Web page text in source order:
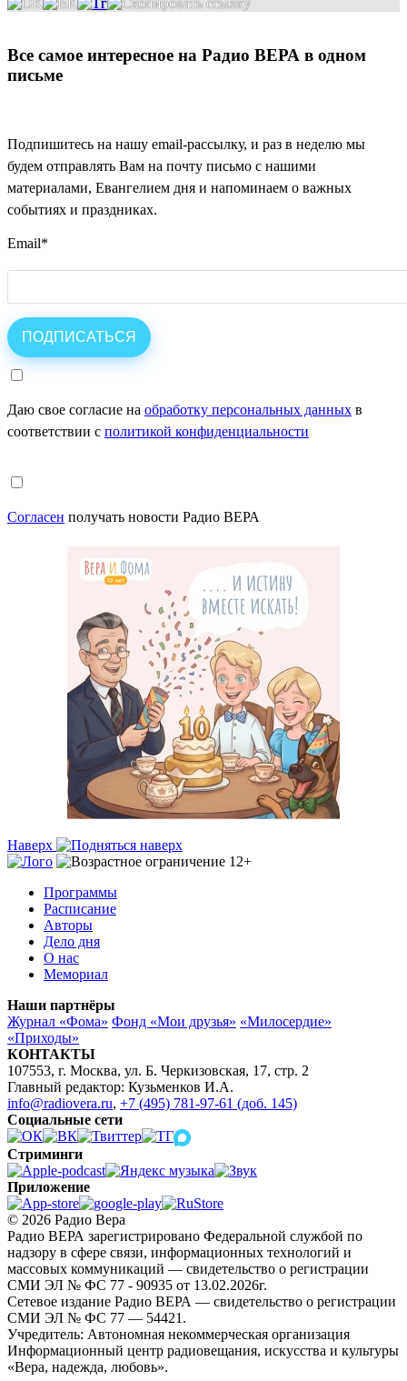
Все самое интересное на Радио ВЕРА в одном
письме
Подпишитесь на нашу email-рассылку, и раз в неделю мы
будем отправлять Вам на почту письмо с нашими
материалами, Евангелием дня и напоминаем о важных
событиях и праздниках.
Email*
Даю свое согласие на обработку персональных данных в
соответствии с политикой конфиденциальности
Согласен получать новости Радио ВЕРА
Наверх
Программы
Расписание
Авторы
Дело дня
О нас
Мемориал
Наши партнёры
Журнал «Фома» Фонд «Мои друзья» «Милосердие»
«Приходы»
КОНТАКТЫ
107553, г. Москва, ул. Б. Черкизовская, 17, стр. 2
Главный редактор: Кузьменков И.А.
info@radiovera.ru, +7 (495) 781-97-61 (доб. 145)
Социальные сети
Стриминги
Приложение
© 2026 Радио Вера
Радио ВЕРА зарегистрировано Федеральной службой по
надзору в сфере связи, информационных технологий и
массовых коммуникаций — свидетельство о регистрации
СМИ ЭЛ № ФС 77 - 90935 от 13.02.2026г.
Сетевое издание Радио ВЕРА — свидетельство о регистрации
СМИ ЭЛ № ФС 77 — 54421.
Учредитель: Автономная некоммерческая организация
Информационный центр радиовещания, искусства и культуры
«Вера, надежда, любовь».